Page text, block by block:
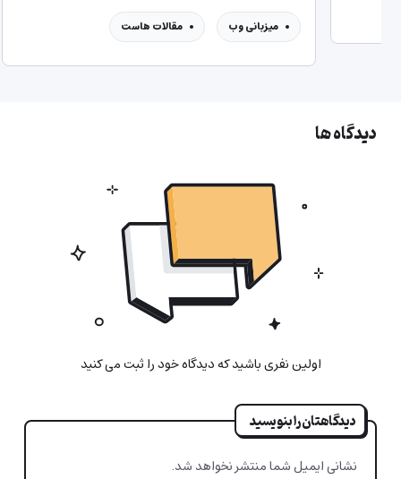
میزبانی وب مقالات هاست
دیدگاه ها
اولین نفری باشید که دیدگاه خود را ثبت می کنید
دیدگاهتان را بنویسید
نشانی ایمیل شما منتشر نخواهد شد.